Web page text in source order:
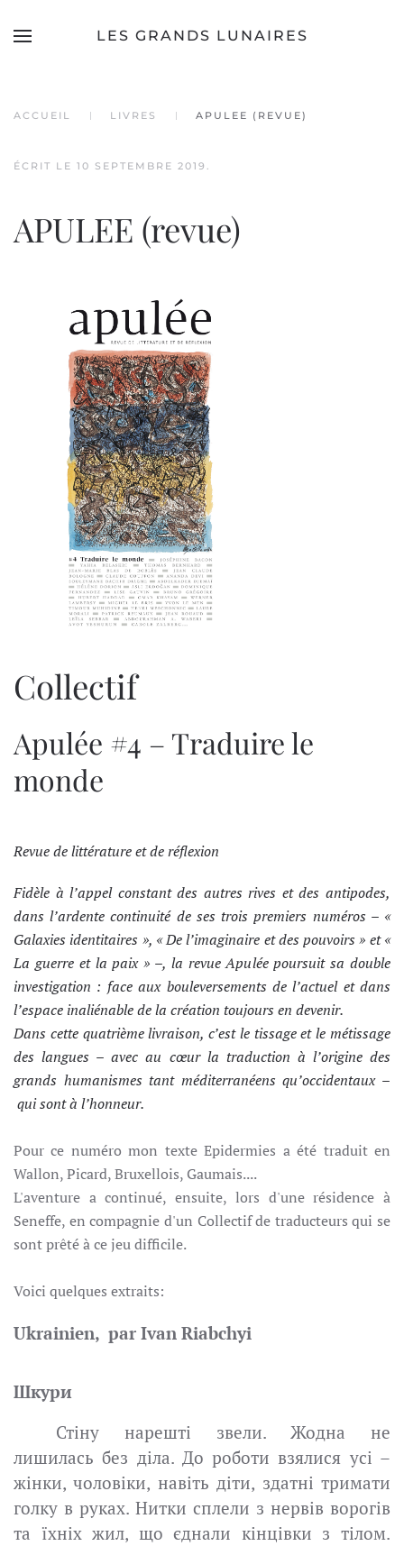
Accéder au contenu principal
LES GRANDS LUNAIRES
ACCUEIL LIVRES APULEE (REVUE)
ÉCRIT LE 10 SEPTEMBRE 2019 .
APULEE (revue)
Collectif
Apulée #4 – Traduire le
monde
Revue de littérature et de réflexion
Fidèle à l’appel constant des autres rives et des antipodes,
dans l’ardente continuité de ses trois premiers numéros – «
Galaxies identitaires », « De l’imaginaire et des pouvoirs » et «
La guerre et la paix » –, la revue Apulée poursuit sa double
investigation : face aux bouleversements de l’actuel et dans
l’espace inaliénable de la création toujours en devenir.
Dans cette quatrième livraison, c’est le tissage et le métissage
des langues – avec au cœur la traduction à l’origine des
grands humanismes tant méditerranéens qu’occidentaux –
qui sont à l’honneur.
Pour ce numéro mon texte Epidermies a été traduit en
Wallon, Picard, Bruxellois, Gaumais....
L'aventure a continué, ensuite, lors d'une résidence à
Seneffe, en compagnie d'un Collectif de traducteurs qui se
sont prêté à ce jeu difficile.
Voici quelques extraits:
Ukrainien, par Ivan Riabchyi
Шкури
Стіну нарешті звели. Жодна не
лишилась без діла. До роботи взялися усі –
жінки, чоловіки, навіть діти, здатні тримати
голку в руках. Нитки сплели з нервів ворогів
та їхніх жил, що єднали кінцівки з тілом.